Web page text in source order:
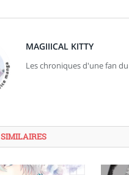
MAGIIICAL KITTY
Les chroniques d'une fan
SIMILAIRES